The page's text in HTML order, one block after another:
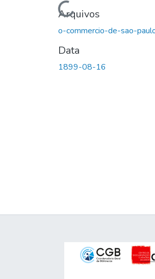
Carregando...
Arquivos
o-commercio-de-sao-
Data
1899-08-16